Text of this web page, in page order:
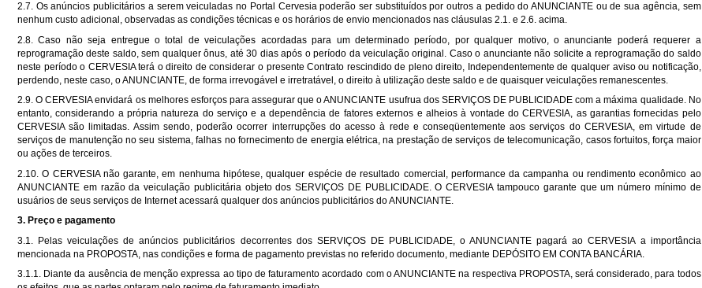
2.7. Os anúncios publicitários a serem veiculadas no Portal Cervesia poderão ser substituídos por outros a pedido do ANUNCIANTE ou de sua agência, sem
nenhum custo adicional, observadas as condições técnicas e os horários de envio mencionados nas cláusulas 2.1. e 2.6. acima.
2.8. Caso não seja entregue o total de veiculações acordadas para um determinado período, por qualquer motivo, o anunciante poderá requerer a
reprogramação deste saldo, sem qualquer ônus, até 30 dias após o período da veiculação original. Caso o anunciante não solicite a reprogramação do saldo
neste período o CERVESIA terá o direito de considerar o presente Contrato rescindido de pleno direito, Independentemente de qualquer aviso ou notificação,
perdendo, neste caso, o ANUNCIANTE, de forma irrevogável e irretratável, o direito à utilização deste saldo e de quaisquer veiculações remanescentes.
2.9. O CERVESIA envidará os melhores esforços para assegurar que o ANUNCIANTE usufrua dos SERVIÇOS DE PUBLICIDADE com a máxima qualidade. No
entanto, considerando a própria natureza do serviço e a dependência de fatores externos e alheios à vontade do CERVESIA, as garantias fornecidas pelo
CERVESIA são limitadas. Assim sendo, poderão ocorrer interrupções do acesso à rede e conseqüentemente aos serviços do CERVESIA, em virtude de
serviços de manutenção no seu sistema, falhas no fornecimento de energia elétrica, na prestação de serviços de telecomunicação, casos fortuitos, força maior
ou ações de terceiros.
2.10. O CERVESIA não garante, em nenhuma hipótese, qualquer espécie de resultado comercial, performance da campanha ou rendimento econômico ao
ANUNCIANTE em razão da veiculação publicitária objeto dos SERVIÇOS DE PUBLICIDADE. O CERVESIA tampouco garante que um número mínimo de
usuários de seus serviços de Internet acessará qualquer dos anúncios publicitários do ANUNCIANTE.
3. Preço e pagamento
3.1. Pelas veiculações de anúncios publicitários decorrentes dos SERVIÇOS DE PUBLICIDADE, o ANUNCIANTE pagará ao CERVESIA a importância
mencionada na PROPOSTA, nas condições e forma de pagamento previstas no referido documento, mediante DEPÓSITO EM CONTA BANCÁRIA.
3.1.1. Diante da ausência de menção expressa ao tipo de faturamento acordado com o ANUNCIANTE na respectiva PROPOSTA, será considerado, para todos